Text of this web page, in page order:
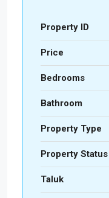
Property ID
Price
Bedrooms
Bathroom
Property Type
Property Status
Taluk